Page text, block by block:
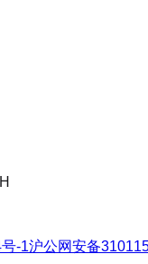
-1沪公网安备